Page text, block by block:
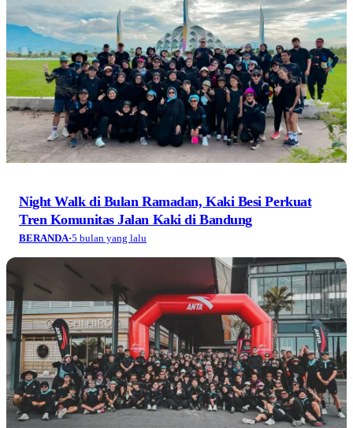
Night Walk di Bulan Ramadan, Kaki Besi Perkuat
Tren Komunitas Jalan Kaki di Bandung
BERANDA·5 bulan yang lalu